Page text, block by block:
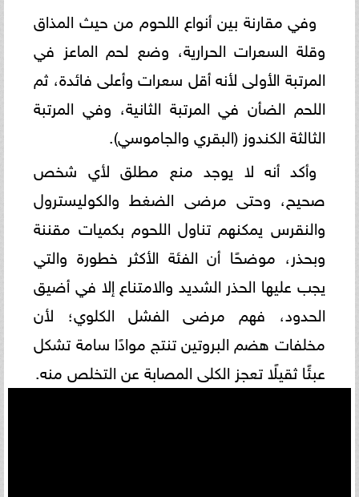
​وفي مقارنة بين أنواع اللحوم من حيث المذاق
وقلة السعرات الحرارية، وضع لحم الماعز في
المرتبة الأولى لأنه أقل سعرات وأعلى فائدة، ثم
اللحم الضأن في المرتبة الثانية، وفي المرتبة
الثالثة ​الكندوز (البقري والجاموسي).
و​أكد أنه لا يوجد منع مطلق لأي شخص
صحيح، وحتى مرضى الضغط والكوليسترول
والنقرس يمكنهم تناول اللحوم بكميات مقننة
وبحذر، موضحًا أن الفئة الأكثر خطورة والتي
يجب عليها الحذر الشديد والامتناع إلا في أضيق
الحدود، فهم مرضى الفشل الكلوي؛ لأن
مخلفات هضم البروتين تنتج موادًا سامة تشكل
عبئًا ثقيلًا تعجز الكلى المصابة عن التخلص منه.